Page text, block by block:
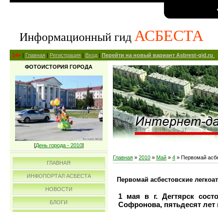
Информационный гид АСБЕСТА
14+ | Главная | Регистрация | Вход | Перейти на новый вариант Asbrest-gid.ru
ФОТОИСТОРИЯ ГОРОДА
[День города - 2010]
ГЛАВНАЯ
ИНФОПОРТАЛ АСБЕСТА
НОВОСТИ
БЛОГИ
Главная » 2010 » Май » 4 » Первомай
Первомай асбестовские
1 мая в г. Дегтярск
Софронова, пятьдесят